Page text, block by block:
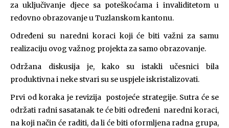
za uključivanje djece sa poteškoćama i invaliditetom u
redovno obrazovanje u Tuzlanskom kantonu.
Određeni su naredni koraci koji će biti važni za samu
realizaciju ovog važnog projekta za samo obrazovanje.
Održana diskusija je, kako su istakli učesnici bila
produktivna i neke stvari su se uspjele iskristalizovati.
Prvi od koraka je revizija postojeće strategije. Sutra će se
održati radni sasatanak te će biti određeni naredni koraci,
na koji način će raditi, da li će biti oformljena radna grupa,